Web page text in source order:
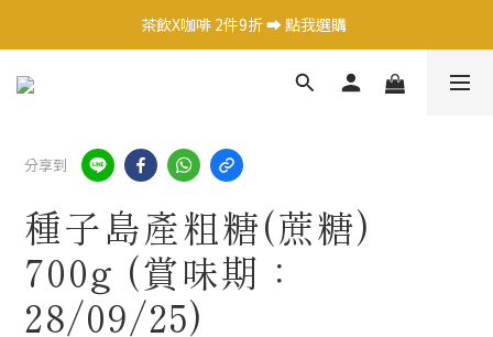
日式調味料任選1件 9 折 ➡️ 點我選購
茶飲X咖啡 2件9折 ➡️ 點我選購
熱銷果醬嚐鮮價$250元 ➡️ 點我選購
分享到
種子島產粗糖(蔗糖)
700g (賞味期：
28/09/25)